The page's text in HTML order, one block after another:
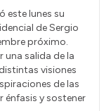
este lunes su
de Sergio
próximo.
una salida de la
visiones
de las
énfasis y sostener